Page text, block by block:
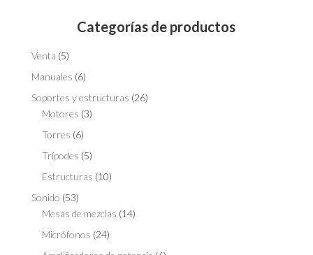
Categorías de productos
Venta (5)
Manuales (6)
Soportes y estructuras (26)
Motores (3)
Torres (6)
Trípodes (5)
Estructuras (10)
Sonido (53)
Mesas de mezclas (14)
Micrófonos (24)